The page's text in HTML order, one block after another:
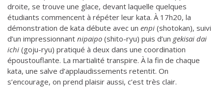
droite, se trouve une glace, devant laquelle quelques
étudiants commencent à répéter leur kata. À 17h20, la
démonstration de kata débute avec un enpi (shotokan), suivi
d’un impressionnant nipaipo (shito-ryu) puis d’un gekisai dai
ichi (goju-ryu) pratiqué à deux dans une coordination
époustouflante. La martialité transpire. À la fin de chaque
kata, une salve d’applaudissements retentit. On
s’encourage, on prend plaisir aussi, c’est très clair.